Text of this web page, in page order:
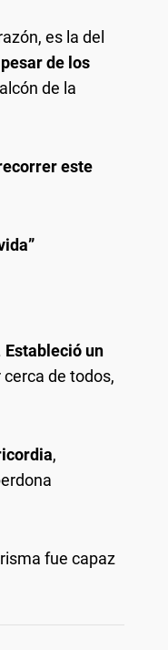
es la del
de los
de la
este
Estableció un
de todos,
,
fue capaz